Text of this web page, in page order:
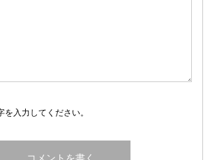
入力してください。